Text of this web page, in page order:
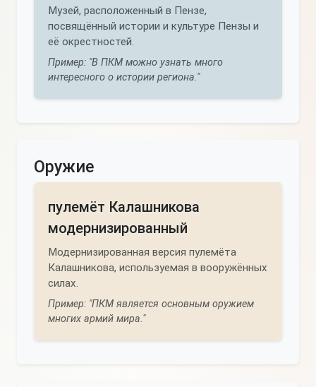
Музей, расположенный в Пензе,
посвящённый истории и культуре Пензы и
её окрестностей.
Пример: "В ПКМ можно узнать много
интересного о истории региона."
Оружие
пулемёт Калашникова
модернизированный
Модернизированная версия пулемёта
Калашникова, используемая в вооружённых
силах.
Пример: "ПКМ является основным оружием
многих армий мира."